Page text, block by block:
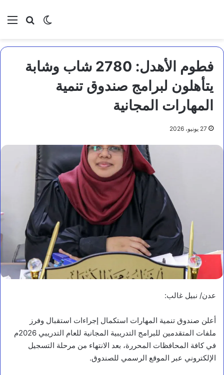
بحثالوضع
فطوم الأهدل: 2780 شاب وشابة
يتأهلون لبرامج صندوق تنمية
المهارات المجانية
27 يونيو، 2026
عدن/ نبيل غالب:
أعلن صندوق تنمية المهارات استكمال إجراءات استقبال وفرز
ملفات المتقدمين للبرامج التدريبية المجانية للعام التدريبي 2026م
في كافة المحافظات المحررة، بعد الانتهاء من مرحلة التسجيل
الإلكتروني عبر الموقع الرسمي للصندوق.